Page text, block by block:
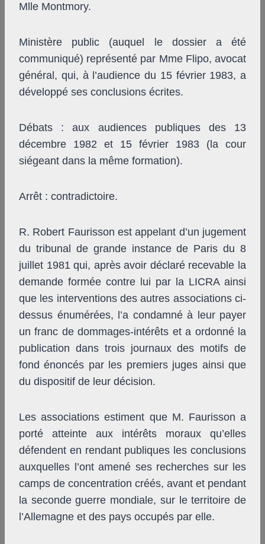
Mlle Montmory.
Ministère public (auquel le dossier a été
communiqué) représenté par Mme Flipo, avocat
général, qui, à l’audience du 15 février 1983, a
développé ses conclusions écrites.
Débats : aux audiences publiques des 13
décembre 1982 et 15 février 1983 (la cour
siégeant dans la même formation).
Arrêt : contradictoire.
R. Robert Faurisson est appelant d’un jugement
du tribunal de grande instance de Paris du 8
juillet 1981 qui, après avoir déclaré recevable la
demande formée contre lui par la LICRA ainsi
que les interventions des autres associations ci-
dessus énumérées, l’a condamné à leur payer
un franc de dommages-intérêts et a ordonné la
publication dans trois journaux des motifs de
fond énoncés par les premiers juges ainsi que
du dispositif de leur décision.
Les associations estiment que M. Faurisson a
porté atteinte aux intérêts moraux qu’elles
défendent en rendant publiques les conclusions
auxquelles l’ont amené ses recherches sur les
camps de concentration créés, avant et pendant
la seconde guerre mondiale, sur le territoire de
l’Allemagne et des pays occupés par elle.